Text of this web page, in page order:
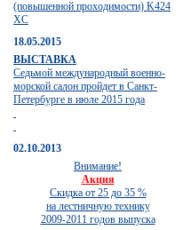
(повышенной проходимости) K424
XC
18.05.2015
ВЫСТАВКА
Седьмой международный военно-
морской салон пройдет в Санкт-
Петербурге в июле 2015 года
02.10.2013
Внимание!
Акция
Скидка от 25 до 35 %
на лестничную технику
2009-2011 годов выпуска